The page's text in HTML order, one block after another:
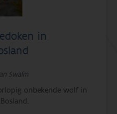
in
Swalm
onbekende wolf in